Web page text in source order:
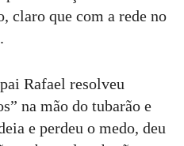
claro que com a rede no
Rafael resolveu
na mão do tubarão e
e perdeu o medo, deu